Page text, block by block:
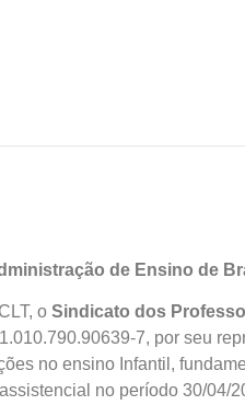
de Ensino de
o Sindicato dos
7, por seu
no ensino Infantil,
no período 30/04/